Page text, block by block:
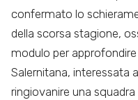
confermato lo
della scorsa stagione,
modulo per
Salernitana, interessata
ringiovanire una